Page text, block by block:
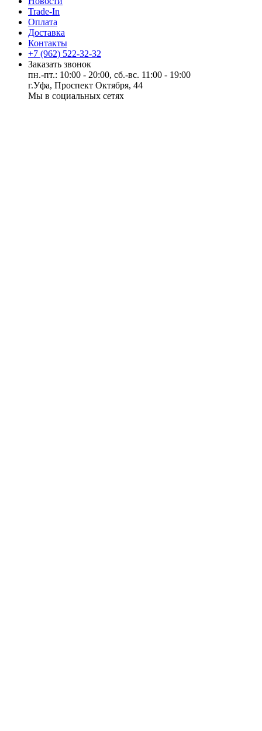
Trade-In
Оплата
Доставка
Контакты
+7 (962) 522-32-32
Заказать звонок
пн.-пт.: 10:00 - 20:00, сб.-вс. 11:00 - 19:00
г.Уфа, Проспект Октября, 44
Мы в социальных сетях